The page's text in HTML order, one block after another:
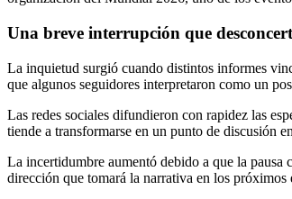
Una breve interrupción que
La inquietud surgió cuando distintos informes
que algunos seguidores interpretaron como un
Las redes sociales difundieron con rapidez las
tiende a transformarse en un punto de discusión
La incertidumbre aumentó debido a que la pausa
dirección que tomará la narrativa en los próximos